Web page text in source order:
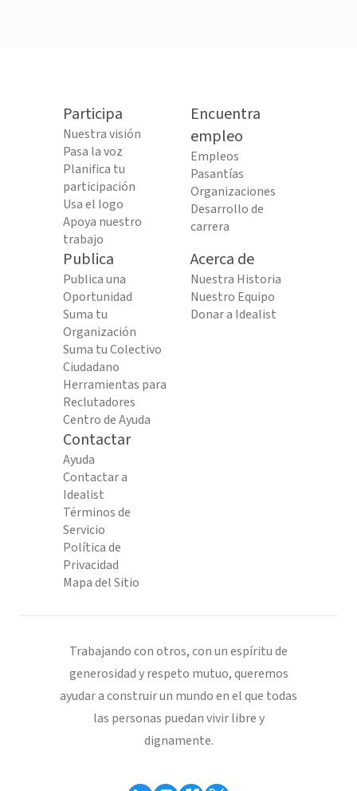
Participa
Nuestra visión
Pasa la voz
Planifica tu
participación
Usa el logo
Apoya nuestro
trabajo
Encuentra
empleo
Empleos
Pasantías
Organizaciones
Desarrollo de
carrera
Publica
Publica una
Oportunidad
Suma tu
Organización
Suma tu Colectivo
Ciudadano
Herramientas para
Reclutadores
Centro de Ayuda
Acerca de
Nuestra Historia
Nuestro Equipo
Donar a Idealist
Contactar
Ayuda
Contactar a
Idealist
Términos de
Servicio
Política de
Privacidad
Mapa del Sitio
Trabajando con otros, con un espíritu de
generosidad y respeto mutuo, queremos
ayudar a construir un mundo en el que todas
las personas puedan vivir libre y
dignamente.